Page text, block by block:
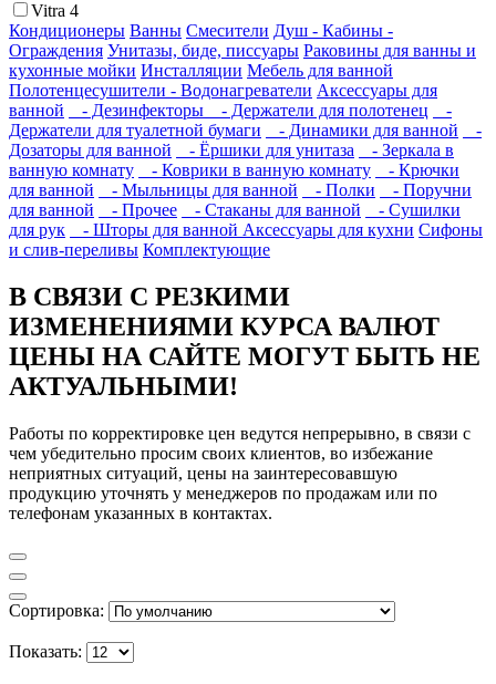
Vitra 4
Кондиционеры Ванны Смесители Душ - Кабины -
Ограждения Унитазы, биде, писсуары Раковины для ванны и
кухонные мойки Инсталляции Мебель для ванной
Полотенцесушители - Водонагреватели Аксессуары для
ванной
- Дезинфекторы - Держатели для полотенец
-
Держатели для туалетной бумаги
- Динамики для ванной
-
Дозаторы для ванной
- Ёршики для унитаза
- Зеркала в
ванную комнату
- Коврики в ванную комнату
- Крючки
для ванной
- Мыльницы для ванной - Полки
- Поручни
для ванной
- Прочее - Стаканы для ванной
- Сушилки
для рук
- Шторы для ванной Аксессуары для кухни Сифоны
и слив-переливы Комплектующие
В СВЯЗИ С РЕЗКИМИ
ИЗМЕНЕНИЯМИ КУРСА ВАЛЮТ
ЦЕНЫ НА САЙТЕ МОГУТ БЫТЬ НЕ
АКТУАЛЬНЫМИ!
Работы по корректировке цен ведутся непрерывно, в связи с
чем убедительно просим своих клиентов, во избежание
неприятных ситуаций, цены на заинтересовавшую
продукцию уточнять у менеджеров по продажам или по
телефонам указанных в контактах.
Сортировка:
Показать: